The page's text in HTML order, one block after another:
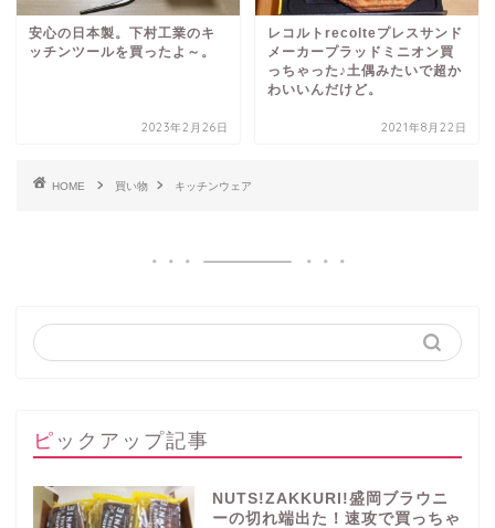
安心の日本製。下村工業のキ
ッチンツールを買ったよ～。
2023年2月26日
レコルトrecolteプレスサンド
メーカープラッドミニオン買
っちゃった♪土偶みたいで超か
わいいんだけど。
2021年8月22日
HOME 買い物 キッチンウェア
ピックアップ記事
NUTS!ZAKKURI!盛岡ブラウニ
ーの切れ端出た！速攻で買っちゃ